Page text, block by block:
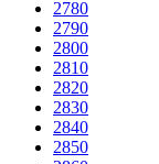
2780
2790
2800
2810
2820
2830
2840
2850